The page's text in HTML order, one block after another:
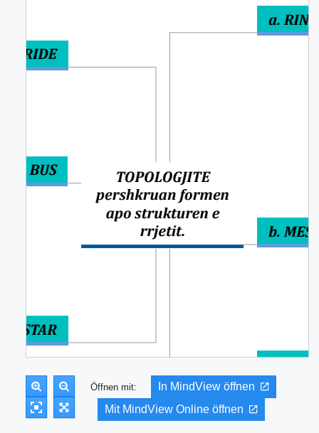
Öffnen mit:
In MindView öffnen
Mit MindView Online öffnen